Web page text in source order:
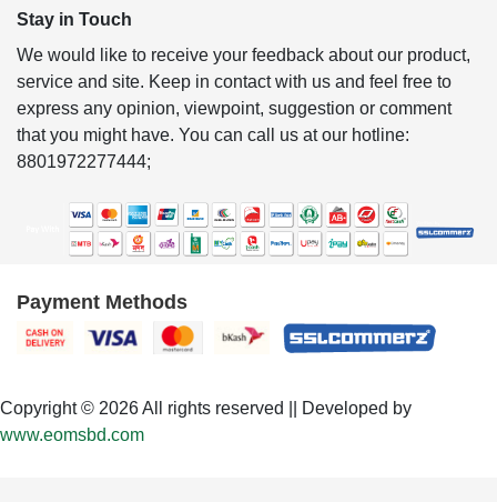
Stay in Touch
We would like to receive your feedback about our product,
service and site. Keep in contact with us and feel free to
express any opinion, viewpoint, suggestion or comment
that you might have. You can call us at our hotline:
8801972277444;
Payment Methods
Copyright © 2026 All rights reserved || Developed by
www.eomsbd.com